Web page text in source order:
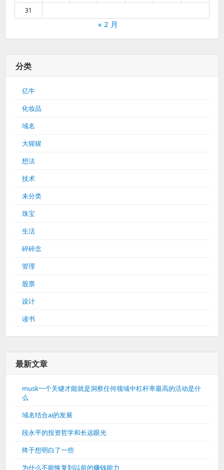
31
« 2 月
分类
亿牛
化妆品
域名
大猩猩
想法
技术
未分类
珠宝
生活
碎碎念
管理
股票
设计
读书
最新文章
musk一个关键才能就是洞察任何领域中杠杆率最高的活动是什
么
域名结合ai的发展
段永平的投资哲学和长远眼光
终于想明白了一些
为什么不能恢复到以前的赚钱能力